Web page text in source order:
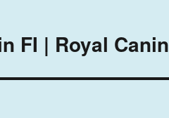
FI | Royal Canin